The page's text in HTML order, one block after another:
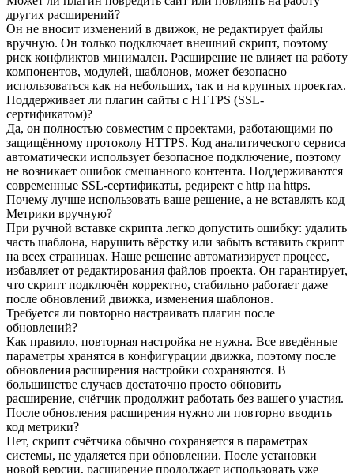
других расширений?
Он не вносит изменений в движок, не редактирует файлы
вручную. Он только подключает внешний скрипт, поэтому
риск конфликтов минимален. Расширение не влияет на работу
компонентов, модулей, шаблонов, может безопасно
использоваться как на небольших, так и на крупных проектах.
Поддерживает ли плагин сайты с HTTPS (SSL-
сертификатом)?
Да, он полностью совместим с проектами, работающими по
защищённому протоколу HTTPS. Код аналитического сервиса
автоматически использует безопасное подключение, поэтому
не возникает ошибок смешанного контента. Поддерживаются
современные SSL-сертификаты, редирект с http на https.
Почему лучше использовать ваше решение, а не вставлять код
Метрики вручную?
При ручной вставке скрипта легко допустить ошибку: удалить
часть шаблона, нарушить вёрстку или забыть вставить скрипт
на всех страницах. Наше решение автоматизирует процесс,
избавляет от редактирования файлов проекта. Он гарантирует,
что скрипт подключён корректно, стабильно работает даже
после обновлений движка, изменения шаблонов.
Требуется ли повторно настраивать плагин после
обновлений?
Как правило, повторная настройка не нужна. Все введённые
параметры хранятся в конфигурации движка, поэтому после
обновления расширения настройки сохраняются. В
большинстве случаев достаточно просто обновить
расширение, счётчик продолжит работать без вашего участия.
После обновления расширения нужно ли повторно вводить
код метрики?
Нет, скрипт счётчика обычно сохраняется в параметрах
системы, не удаляется при обновлении. После установки
новой версии, расширение продолжает использовать уже